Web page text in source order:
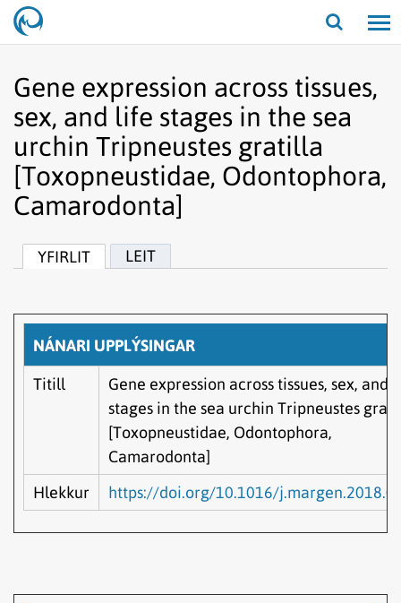
Opna/
Gene expression across tissues,
sex, and life stages in the sea
urchin Tripneustes gratilla
[Toxopneustidae, Odontophora,
Camarodonta]
YFIRLIT LEIT
NÁNARI UPPLÝSINGAR
Titill
Gene expression across tissues, sex, and
stages in the sea urchin Tripneustes
[Toxopneustidae, Odontophora,
Camarodonta]
Hlekkur
https://doi.org/10.1016/